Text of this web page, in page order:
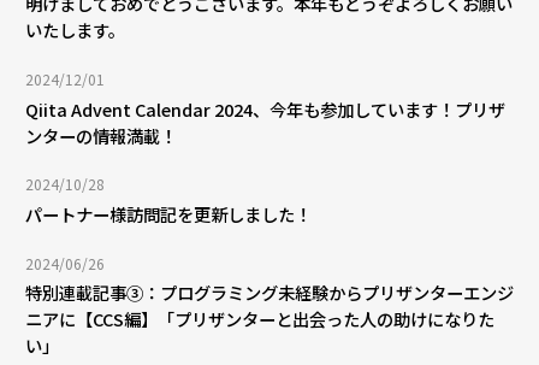
いたします。
2024/12/01
Qiita Advent Calendar 2024、今年も参加しています！プリザ
ンターの情報満載！
2024/10/28
パートナー様訪問記を更新しました！
2024/06/26
特別連載記事③：プログラミング未経験からプリザンターエンジ
ニアに【CCS編】「プリザンターと出会った人の助けになりた
い」